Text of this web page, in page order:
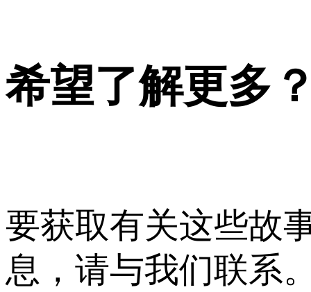
希望了解更多
要获取有关这些故
息，请与我们联系